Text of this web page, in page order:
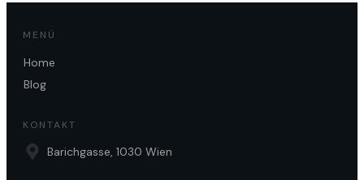
MENÜ
Home
Blog
KONTAKT
Barichgasse, 1030 Wien